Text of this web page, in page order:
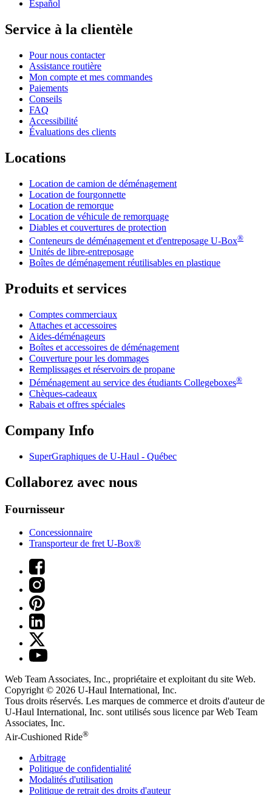
Español
Service à la clientèle
Pour nous contacter
Assistance routière
Mon compte et mes commandes
Paiements
Conseils
FAQ
Accessibilité
Évaluations des clients
Locations
Location de camion de déménagement
Location de fourgonnette
Location de remorque
Location de véhicule de remorquage
Diables et couvertures de protection
Conteneurs de déménagement et d'entreposage U-Box®
Unités de libre-entreposage
Boîtes de déménagement réutilisables en plastique
Produits et services
Comptes commerciaux
Attaches et accessoires
Aides-déménageurs
Boîtes et accessoires de déménagement
Couverture pour les dommages
Remplissages et réservoirs de propane
Déménagement au service des étudiants Collegeboxes®
Chèques-cadeaux
Rabais et offres spéciales
Company Info
SuperGraphiques de U-Haul - Québec
Collaborez avec nous
Fournisseur
Concessionnaire
Transporteur de fret U-Box®
Web Team Associates, Inc., propriétaire et exploitant du site Web.
Copyright © 2026 U-Haul International, Inc.
Tous droits réservés. Les marques de commerce et droits d'auteur de
U-Haul International, Inc. sont utilisés sous licence par Web Team
Associates, Inc.
Air-Cushioned Ride®
Arbitrage
Politique de confidentialité
Modalités d'utilisation
Politique de retrait des droits d'auteur